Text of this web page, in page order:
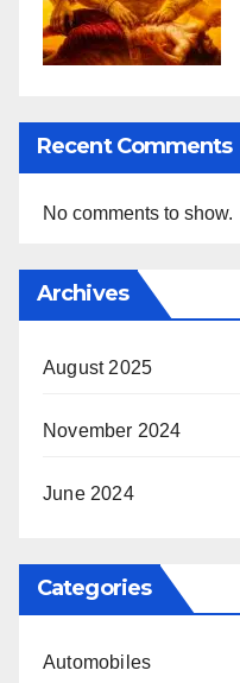
Recent Comments
No comments to show.
Archives
August 2025
November 2024
June 2024
Categories
Automobiles